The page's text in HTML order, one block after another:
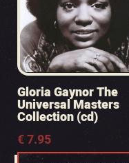
Gloria Gaynor The
Universal Masters
Collection (cd)
€7.95